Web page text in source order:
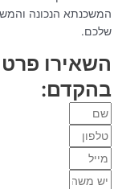
המשכנתא הנכונה
שלכם.
השאירו
בהקדם: